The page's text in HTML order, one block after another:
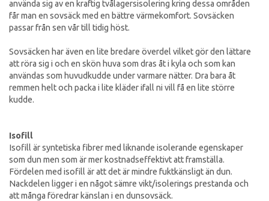
använda sig av en kraftig tvålagersisolering kring dessa områden
får man en sovsäck med en bättre värmekomfort. Sovsäcken
passar från sen vår till tidig höst.
Sovsäcken har även en lite bredare överdel vilket gör den lättare
att röra sig i och en skön huva som dras åt i kyla och som kan
användas som huvudkudde under varmare nätter. Dra bara åt
remmen helt och packa i lite kläder ifall ni vill få en lite större
kudde.
Isofill
Isofill är syntetiska fibrer med liknande isolerande egenskaper
som dun men som är mer kostnadseffektivt att framställa.
Fördelen med isofill är att det är mindre fuktkänsligt än dun.
Nackdelen ligger i en något sämre vikt/isolerings prestanda och
att många föredrar känslan i en dunsovsäck.